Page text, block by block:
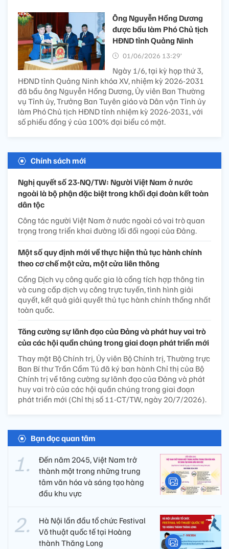
Ông Nguyễn Hồng Dương
được bầu làm Phó Chủ tịch
HĐND tỉnh Quảng Ninh
01/06/2026 13:29’
Ngày 1/6, tại kỳ họp thứ 3,
HĐND tỉnh Quảng Ninh khóa XV, nhiệm kỳ 2026-2031
đã bầu ông Nguyễn Hồng Dương, Ủy viên Ban Thường
vụ Tỉnh ủy, Trưởng Ban Tuyên giáo và Dân vận Tỉnh ủy
làm Phó Chủ tịch HĐND tỉnh nhiệm kỳ 2026-2031, với
số phiếu đồng ý của 100% đại biểu có mặt.
Chính sách mới
Nghị quyết số 23-NQ/TW: Người Việt Nam ở nước
ngoài là bộ phận đặc biệt trong khối đại đoàn kết toàn
dân tộc
Công tác người Việt Nam ở nước ngoài có vai trò quan
trọng trong triển khai đường lối đối ngoại của Đảng.
Một số quy định mới về thực hiện thủ tục hành chính
theo cơ chế một cửa, một cửa liên thông
Cổng Dịch vụ công quốc gia là cổng tích hợp thông tin
và cung cấp dịch vụ công trực tuyến, tình hình giải
quyết, kết quả giải quyết thủ tục hành chính thống nhất
toàn quốc.
Tăng cường sự lãnh đạo của Đảng và phát huy vai trò
của các hội quần chúng trong giai đoạn phát triển mới
Thay mặt Bộ Chính trị, Ủy viên Bộ Chính trị, Thường trực
Ban Bí thư Trần Cẩm Tú đã ký ban hành Chỉ thị của Bộ
Chính trị về tăng cường sự lãnh đạo của Đảng và phát
huy vai trò của các hội quần chúng trong giai đoạn
phát triển mới (Chỉ thị số 11-CT/TW, ngày 20/7/2026).
Bạn đọc quan tâm
Đến năm 2045, Việt Nam trở
thành một trong những trung
tâm văn hóa và sáng tạo hàng
đầu khu vực
Hà Nội lần đầu tổ chức Festival
Võ thuật quốc tế tại Hoàng
thành Thăng Long